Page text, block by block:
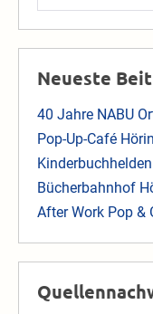
Neueste
40 Jahre NABU
Pop-Up-Café
Bücherbahnhof
After Work Pop &